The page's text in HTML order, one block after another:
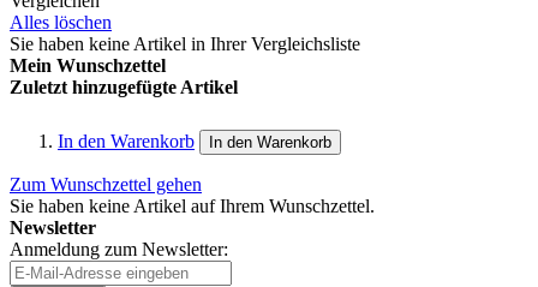
Alles löschen
Sie haben keine Artikel in Ihrer Vergleichsliste
Mein Wunschzettel
Zuletzt hinzugefügte Artikel
In den Warenkorb In den Warenkorb
Zum Wunschzettel gehen
Sie haben keine Artikel auf Ihrem Wunschzettel.
Newsletter
Anmeldung zum Newsletter: